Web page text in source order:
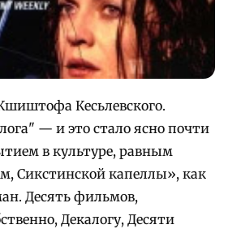
Кесьлевского.
— и это стало ясно почти
в культуре, равным
Сикстинской капеллы», как
Десять фильмов,
Декалогу, Десяти